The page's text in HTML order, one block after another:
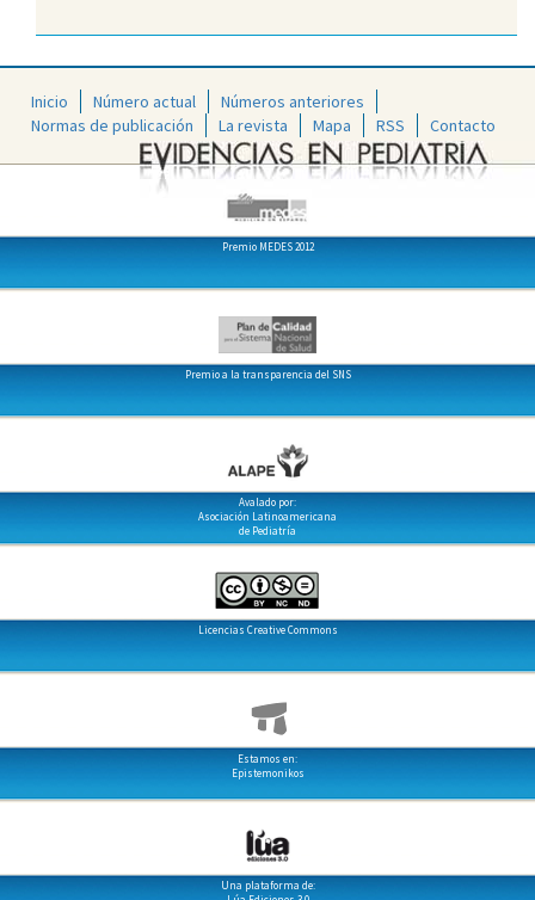
Inicio Número actual
Números anteriores
Normas de publicación
La revista Mapa RSS Contacto
Premio MEDES 2012
Premio a la transparencia del SNS
Avalado por:
Asociación Latinoamericana
de Pediatría
Licencias Creative Commons
Estamos en:
Epistemonikos
Una plataforma de: